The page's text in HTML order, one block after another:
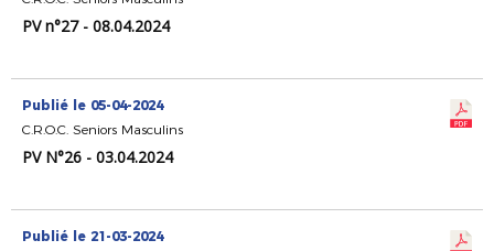
PV n°27 - 08.04.2024
Publié le 05-04-2024
C.R.O.C. Seniors Masculins
PV N°26 - 03.04.2024
Publié le 21-03-2024